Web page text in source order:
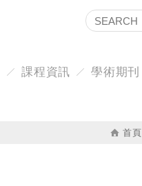
課程資訊 學術期刊
首頁